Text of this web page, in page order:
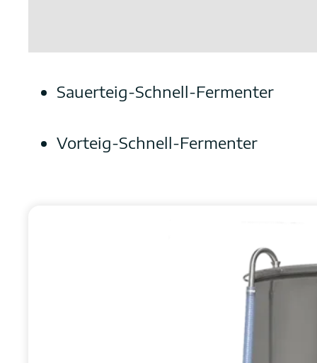
Sauerteig-Schnell-Fermenter
Vorteig-Schnell-Fermenter